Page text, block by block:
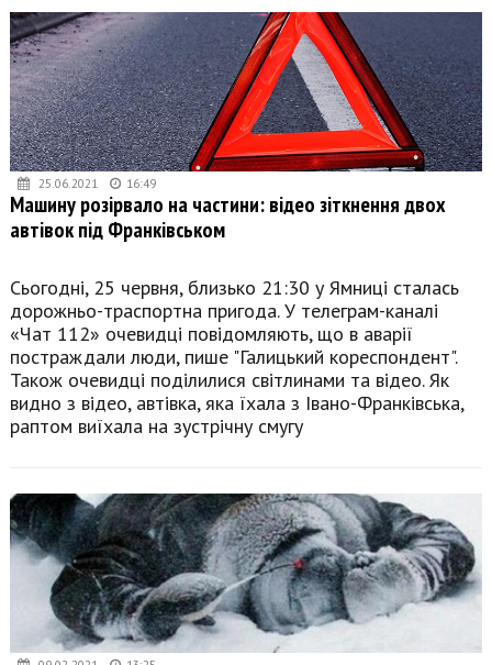
25.06.2021 16:49
Машину розірвало на частини: відео зіткнення двох
автівок під Франківськом
Сьогодні, 25 червня, близько 21:30 у Ямниці сталась
дорожньо-траспортна пригода. У телеграм-каналі
«Чат 112» очевидці повідомляють, що в аварії
постраждали люди, пише "Галицький кореспондент".
Також очевидці поділилися світлинами та відео. Як
видно з відео, автівка, яка їхала з Івано-Франківська,
раптом виїхала на зустрічну смугу